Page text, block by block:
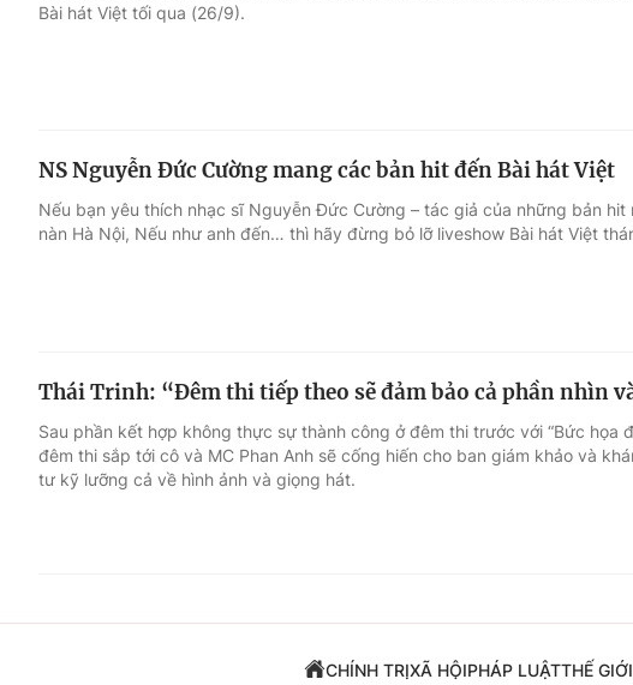
Bài hát Việt tối qua (26/9).
NS Nguyễn Đức Cường mang các bản hit đến Bài hát Việt
Nếu bạn yêu thích nhạc sĩ Nguyễn Đức Cường – tác giả của những bản hit
nàn Hà Nội, Nếu như anh đến… thì hãy đừng bỏ lỡ liveshow Bài hát Việt
Thái Trinh: “Đêm thi tiếp theo sẽ đảm bảo cả phần nhìn
Sau phần kết hợp không thực sự thành công ở đêm thi trước với “Bức họa
đêm thi sắp tới cô và MC Phan Anh sẽ cống hiến cho ban giám khảo và
tư kỹ lưỡng cả về hình ảnh và giọng hát.
CHÍNH TRỊXÃ HỘIPHÁP LUẬTTHẾ GIỚI